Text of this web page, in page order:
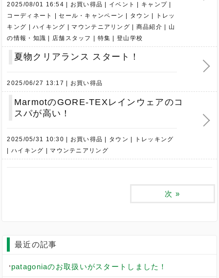
2025/08/01 16:54 お買い得品 イベント
キャンプ
コーディネート
セール・キャンペーン タウン
トレッ
キング
ハイキング マウンテニアリング 商品紹介
山
の情報・知識
店舗スタッフ 特集 登山学校
夏物クリアランス スタート！
2025/06/27 13:17 お買い得品
MarmotのGORE-TEXレインウェアのコ
スパが高い！
2025/05/31 10:30 お買い得品 タウン
トレッキング
ハイキング
マウンテニアリング
次 »
最近の記事
patagoniaのお取扱いがスタートしました！